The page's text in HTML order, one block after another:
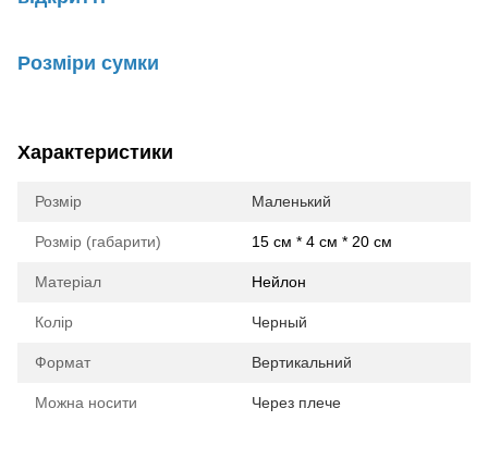
Розміри сумки
Характеристики
Розмір Маленький
Розмір (габарити) 15 см * 4 см * 20 см
Матеріал Нейлон
Колір Черный
Формат Вертикальний
Можна носити Через плече